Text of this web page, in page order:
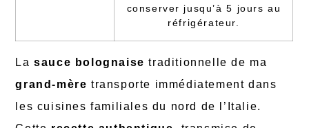
conserver jusqu’à 5 jours au
réfrigérateur.
Lasauce bolognaise traditionnelle de ma
grand-mère transporte immédiatement dans
les cuisines familiales du nord de l’Italie.